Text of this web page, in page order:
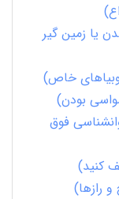
یا زمین گیر
خاص)
بودن)
فوق
کنید)
رازها)